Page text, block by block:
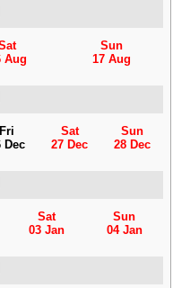
Aug
Sun
17 Aug
Fri
Dec
Sat
27 Dec
Sun
28 Dec
Sat
03 Jan
Sun
04 Jan